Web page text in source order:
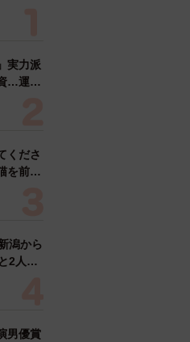
そ
実力派
…運搬
る」
くださ
を前に
の重
潟から
2人で
生で
男優賞